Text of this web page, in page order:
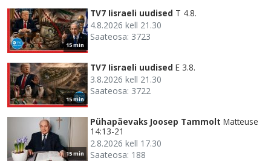
15 min
TV7 Iisraeli uudised T 4.8.
4.8.2026 kell 21.30
Saateosa: 3723
15 min
TV7 Iisraeli uudised E 3.8.
3.8.2026 kell 21.30
Saateosa: 3722
15 min
Pühapäevaks Joosep Tammolt Matteuse
14:13-21
2.8.2026 kell 17.30
Saateosa: 188